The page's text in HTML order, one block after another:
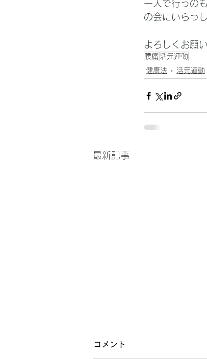
一人で行うの
の会にいらっ
よろしくお願
腰痛 活元運動
健康法
活元運動
最新記事
梅雨を乗り越える身体
コメント